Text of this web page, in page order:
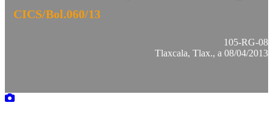
CICS/Bol.060/13
105-RG-08
Tlaxcala, Tlax., a 08/04/2013